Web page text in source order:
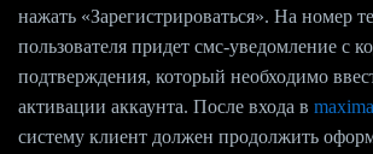
нажать «Зарегистрироваться». На номер
пользователя придет смс-уведомление с
подтверждения, который необходимо
активации аккаунта. После входа в
систему клиент должен продолжить